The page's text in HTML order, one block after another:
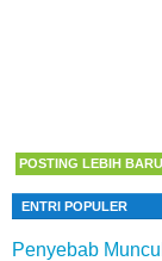
POSTING LEBIH BARU
ENTRI POPULER
Penyebab